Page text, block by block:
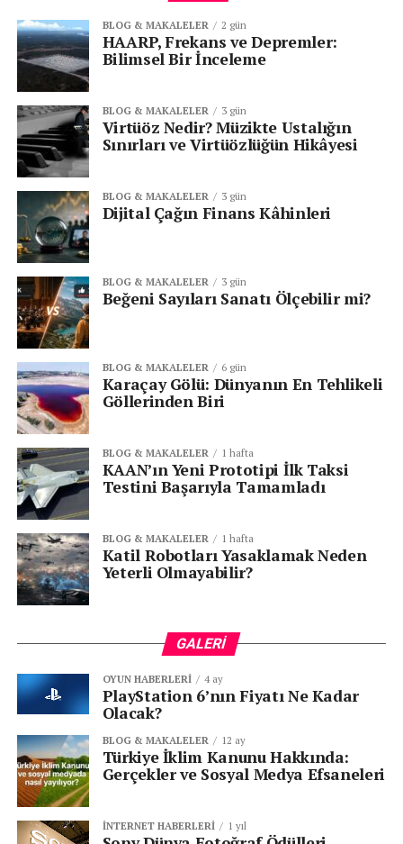
Senin reaksiyonun hangisi?
KATEGORİLER: |Sosyal Medya Haberleri|
ETIKETLER:
SAMSUNG GALAXY S9
SAMSUNG GALAXY S9 ÇIKIŞ TARIHI
SAMSUNG GALAXY S9 NE ZAMAN ÇIKACAK
SAMSUNG UHSSUP
SONRAKI
Snapchat’in Yeni Tasarımı Sınıfta Kaldı
ÖNCEKI
Skype’taki Büyük Zafiyet Çözülemiyor
BLOG & MAKALELER 2 gün
HAARP, Frekans ve Depremler:
Bilimsel Bir İnceleme
BLOG & MAKALELER 3 gün
Virtüöz Nedir? Müzikte Ustalığın
Sınırları ve Virtüözlüğün Hikâyesi
BLOG & MAKALELER 3 gün
Dijital Çağın Finans Kâhinleri
BLOG & MAKALELER 3 gün
Beğeni Sayıları Sanatı Ölçebilir mi?
BLOG & MAKALELER 6 gün
Karaçay Gölü: Dünyanın En Tehlikeli
Göllerinden Biri
BLOG & MAKALELER 1 hafta
KAAN’ın Yeni Prototipi İlk Taksi
Testini Başarıyla Tamamladı
BLOG & MAKALELER 1 hafta
Katil Robotları Yasaklamak Neden
Yeterli Olmayabilir?
GALERI
OYUN HABERLERI 4 ay
PlayStation 6’nın Fiyatı Ne Kadar
Olacak?
BLOG & MAKALELER 12 ay
Türkiye İklim Kanunu Hakkında:
Gerçekler ve Sosyal Medya Efsaneleri
İNTERNET HABERLERI 1 yıl